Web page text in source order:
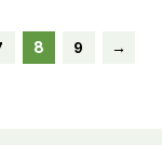
8 9 →